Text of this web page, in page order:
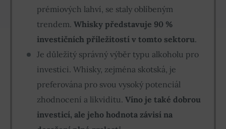
prémiových lahví, se staly oblíbeným
trendem. Whisky představuje 90 %
investičních příležitostí v tomto sektoru.
Je důležitý správný výběr typu alkoholu pro
investici. Whisky, zejména skotská, je
preferována pro svou vysoký potenciál
zhodnocení a likviditu. Víno je také dobrou
investicí, ale jeho hodnota závisí na